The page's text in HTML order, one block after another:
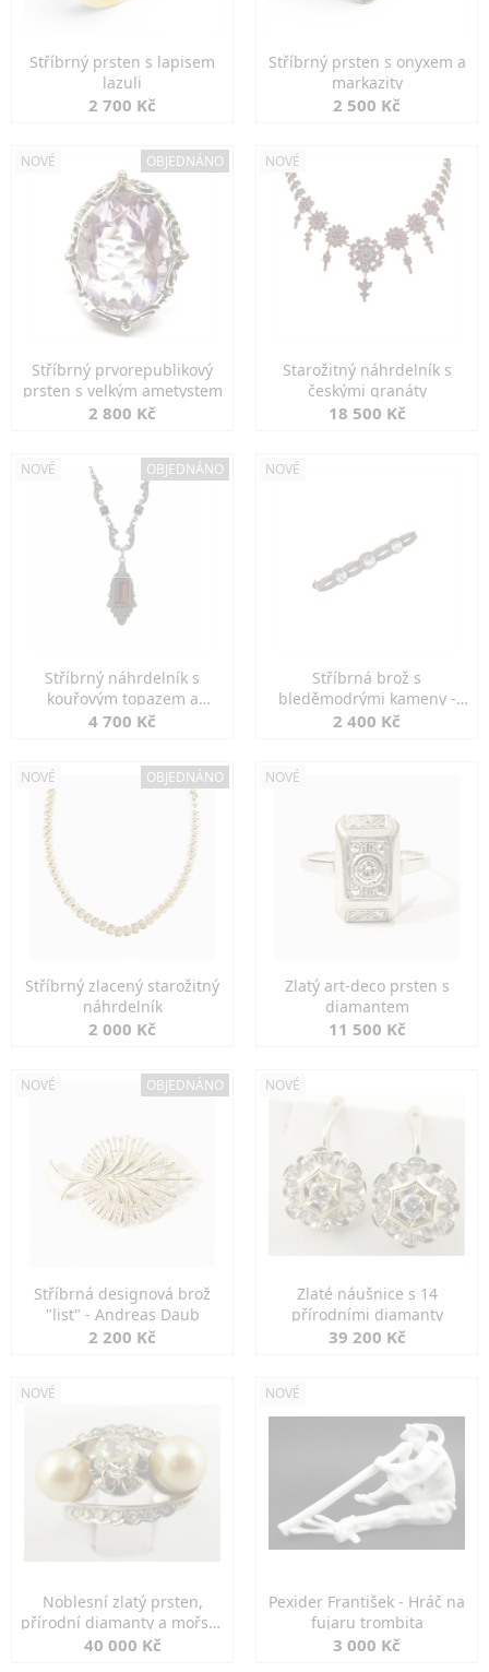
Stříbrný prsten s lapisem
lazuli
2 700 Kč
Stříbrný prsten s onyxem a
markazity
2 500 Kč
NOVÉ OBJEDNÁNO
Stříbrný prvorepublikový
prsten s velkým ametystem
2 800 Kč
NOVÉ
Starožitný náhrdelník s
českými granáty
18 500 Kč
NOVÉ OBJEDNÁNO
Stříbrný náhrdelník s
kouřovým topazem a
markazity
4 700 Kč
NOVÉ
Stříbrná brož s
bleděmodrými kameny -
jemná elegance
2 400 Kč
NOVÉ OBJEDNÁNO
Stříbrný zlacený starožitný
náhrdelník
2 000 Kč
NOVÉ
Zlatý art-deco prsten s
diamantem
11 500 Kč
NOVÉ OBJEDNÁNO
Stříbrná designová brož
"list" - Andreas Daub
2 200 Kč
NOVÉ
Zlaté náušnice s 14
přírodními diamanty
39 200 Kč
NOVÉ
Noblesní zlatý prsten,
přírodní diamanty a mořské
perly
40 000 Kč
NOVÉ
Pexider František - Hráč na
fujaru trombita
3 000 Kč